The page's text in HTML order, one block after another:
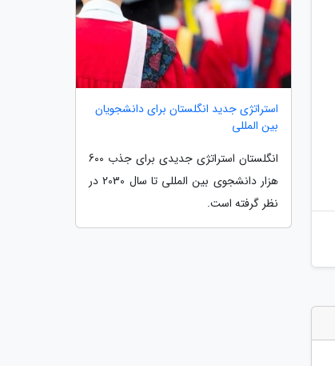
استراتژی جدید انگلستان برای دانشجویان
بین المللی
انگلستان استراتژی جدیدی برای جذب 600
هزار دانشجوی بین المللی تا سال 2030 در
نظر گرفته است.